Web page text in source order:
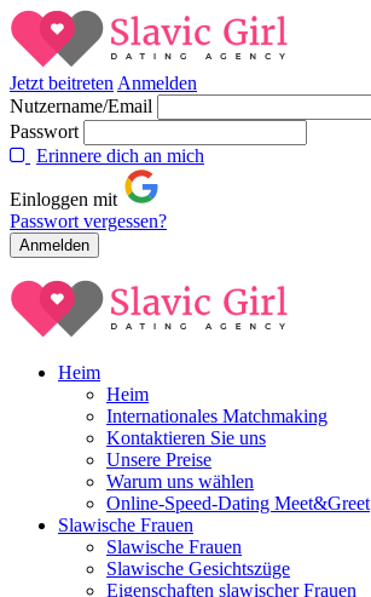
Jetzt beitreten Anmelden
Nutzername/Email
Passwort
Erinnere dich an mich
Einloggen mit
Passwort vergessen?
Heim
Heim
Internationales Matchmaking
Kontaktieren Sie uns
Unsere Preise
Warum uns wählen
Online-Speed-Dating Meet&Greet
Slawische Frauen
Slawische Frauen
Slawische Gesichtszüge
Eigenschaften slawischer Frauen